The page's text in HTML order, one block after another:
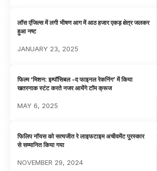
लॉस एंजिल्स में लगी भीषण आग में आठ हजार एकड़ क्षेत्र जलकर
हुआ नष्ट
JANUARY 23, 2025
फिल्म ‘मिशन: इम्पॉसिबल -द फाइनल रेकनिंग’ में किया
खतरनाक स्टंट करते नजर आयेंगे टॉम क्रूज
MAY 6, 2025
फिलिप नॉयस को सत्यजीत रे लाइफटाइम अचीवमेंट पुरस्कार
से सम्मानित किया गया
NOVEMBER 29, 2024